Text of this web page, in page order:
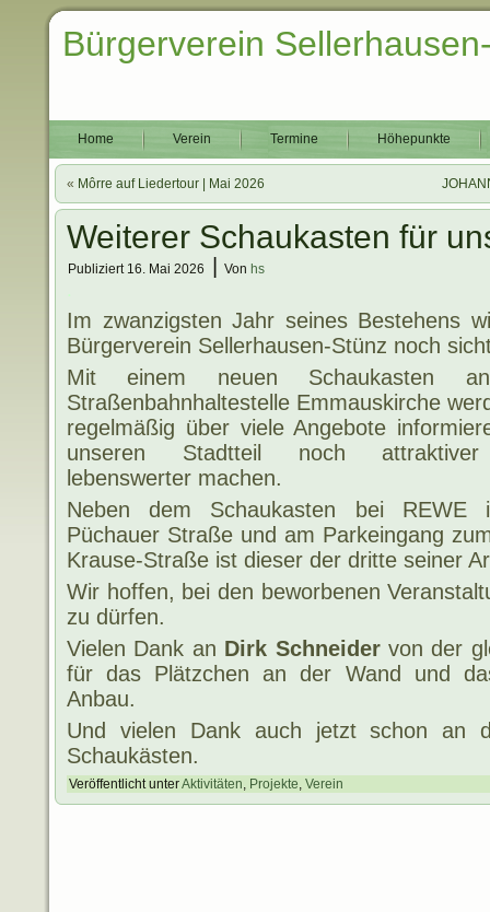
Bürgerverein
Home Verein Termine Höhepunkte
« Môrre auf Liedertour | Mai 2026
Weiterer Schaukasten für
Publiziert 16. Mai 2026 Von hs
.
Im zwanzigsten Jahr seines Bestehens
Bürgerverein Sellerhausen-Stünz noch
Mit einem neuen Schaukasten
Straßenbahnhaltestelle Emmauskirche
regelmäßig über viele Angebote
unseren Stadtteil noch
lebenswerter machen.
Neben dem Schaukasten bei REWE
Püchauer Straße und am Parkeingang
Krause-Straße ist dieser der dritte seiner
Wir hoffen, bei den beworbenen
zu dürfen.
Vielen Dank an Dirk Schneidervon der
für das Plätzchen an der Wand und
Anbau.
Und vielen Dank auch jetzt schon an
Schaukästen.
Veröffentlicht unterAktivitäten, Projekte, Verein